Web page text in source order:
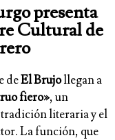
presenta
Cultural de
deEl Brujollegan a
fiero», un
literaria y el
La función, que